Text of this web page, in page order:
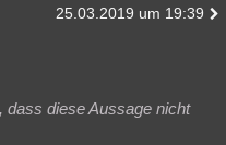
Mystery Kriminalfälle
25.03.2019 um 19:39
dass diese Aussage nicht